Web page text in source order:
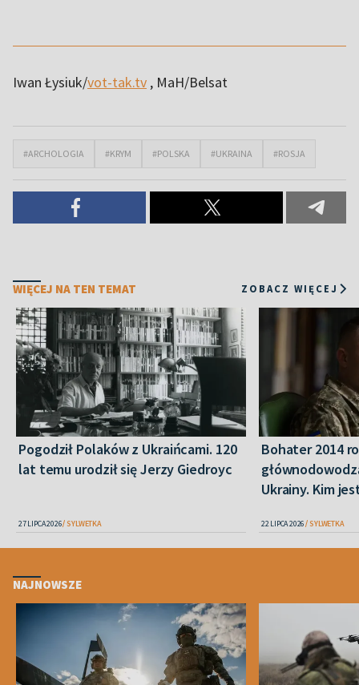
Iwan Łysiuk/vot-tak.tv , MaH/Belsat
#ARCHOLOGIA #KRYM #POLSKA #UKRAINA #ROSJA
WIĘCEJ NA TEN TEMAT ZOBACZ WIĘCEJ
Pogodził Polaków z Ukraińcami. 120
lat temu urodził się Jerzy Giedroyc
27 LIPCA 2026 SYLWETKA
Bohater 2014
Ukrainy. Kim
22 LIPCA 2026 SYLWETKA
NAJNOWSZE